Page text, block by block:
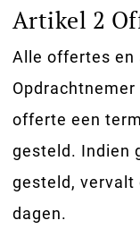
Artikel 2
Alle offertes en
offerte een
gesteld. Indien
gesteld, vervalt
dagen.